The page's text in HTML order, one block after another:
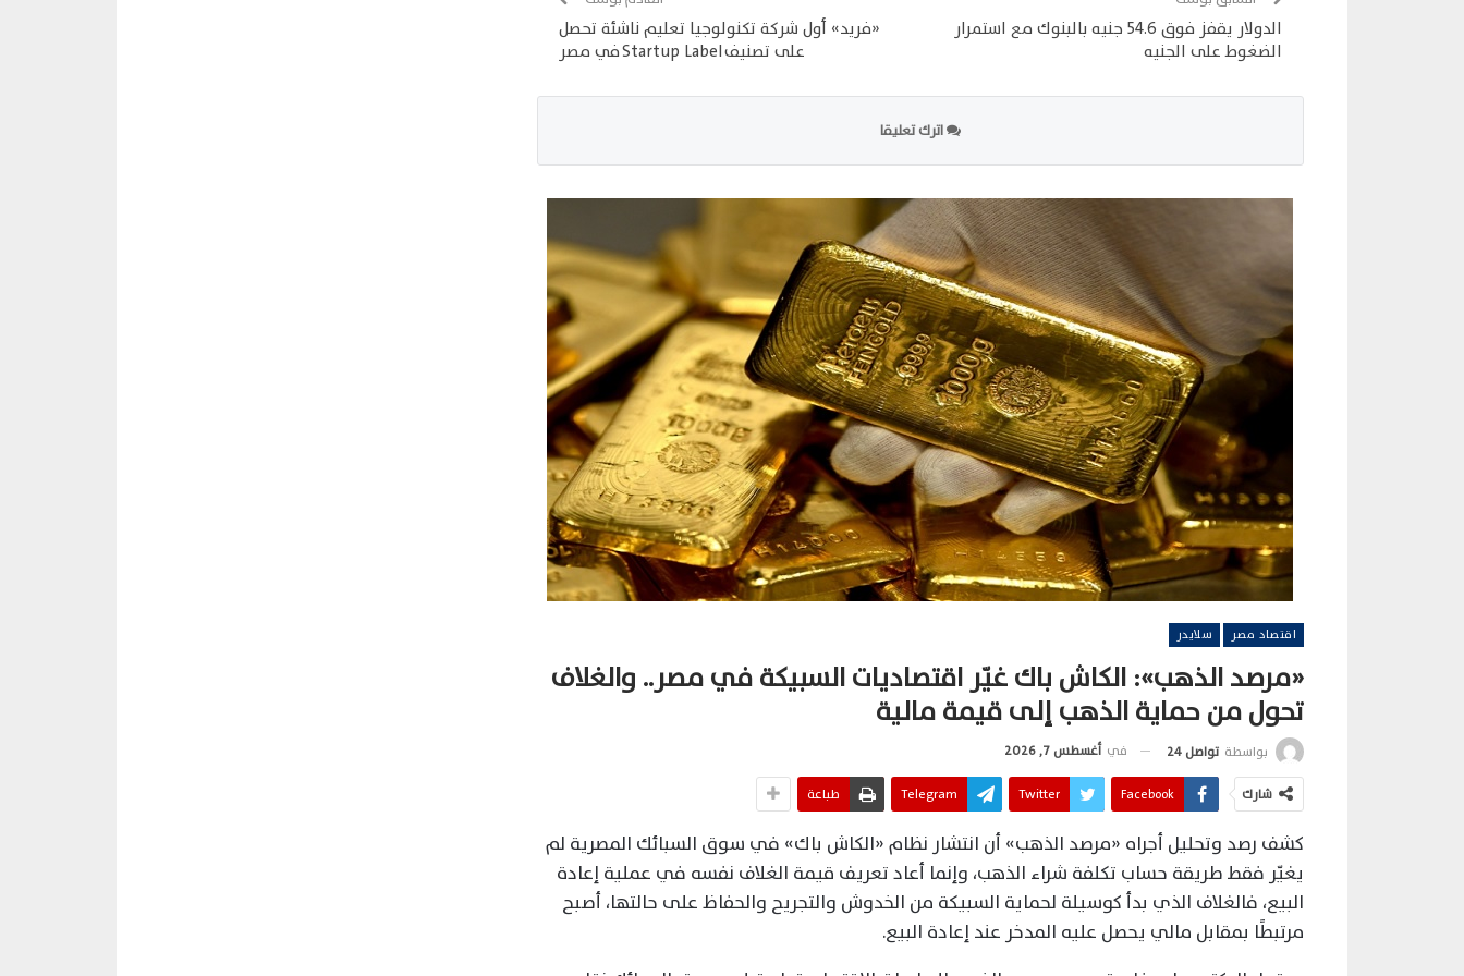
الدولار يقفز فوق 54.6 جنيه بالبنوك مع استمرار
الضغوط على الجنيه
«فريد» أول شركة تكنولوجيا تعليم ناشئة تحصل
على تصنيف Startup Label في مصر
اترك تعليقا
اقتصاد مصر سلايدر
«مرصد الذهب»: الكاش باك غيّر اقتصاديات السبيكة في مصر.. والغلاف
تحول من حماية الذهب إلى قيمة مالية
بواسطة تواصل 24 في أغسطس 7, 2026
شارك Facebook
Twitter
Telegram طباعة
كشف رصد وتحليل أجراه «مرصد الذهب» أن انتشار نظام «الكاش باك» في سوق السبائك المصرية لم
يغيّر فقط طريقة حساب تكلفة شراء الذهب، وإنما أعاد تعريف قيمة الغلاف نفسه في عملية إعادة
البيع، فالغلاف الذي بدأ كوسيلة لحماية السبيكة من الخدوش والتجريح والحفاظ على حالتها، أصبح
مرتبطًا بمقابل مالي يحصل عليه المدخر عند إعادة البيع.